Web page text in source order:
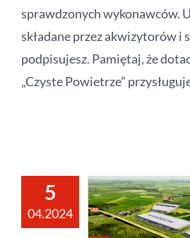
sprawdzonych wykonawców.
składane przez akwizytorów i
podpisujesz. Pamiętaj, że
„Czyste Powietrze”
5
04.2024